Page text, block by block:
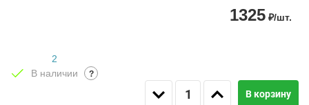
1325 ₽/шт.
2
В наличии
?
В корзину